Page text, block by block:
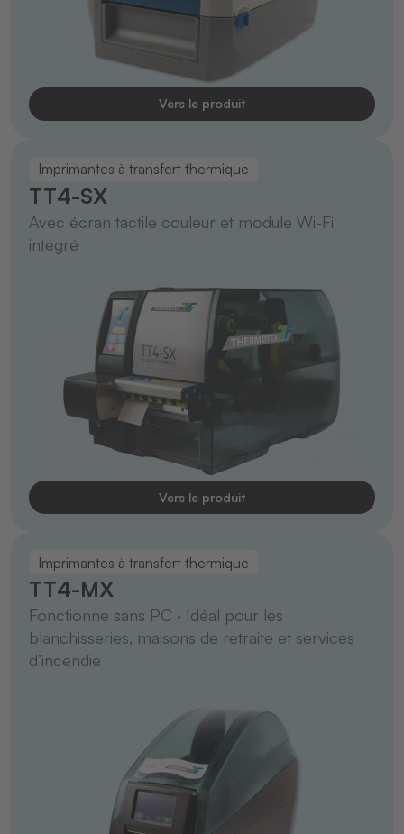
Vers le produit
Imprimantes à transfert thermique
TT4-SX
Avec écran tactile couleur et module Wi-Fi
intégré
Vers le produit
Imprimantes à transfert thermique
TT4-MX
Fonctionne sans PC · Idéal pour les
blanchisseries, maisons de retraite et services
d’incendie